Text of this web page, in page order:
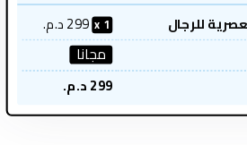
1
299د.م.
مجانا
299د.م.